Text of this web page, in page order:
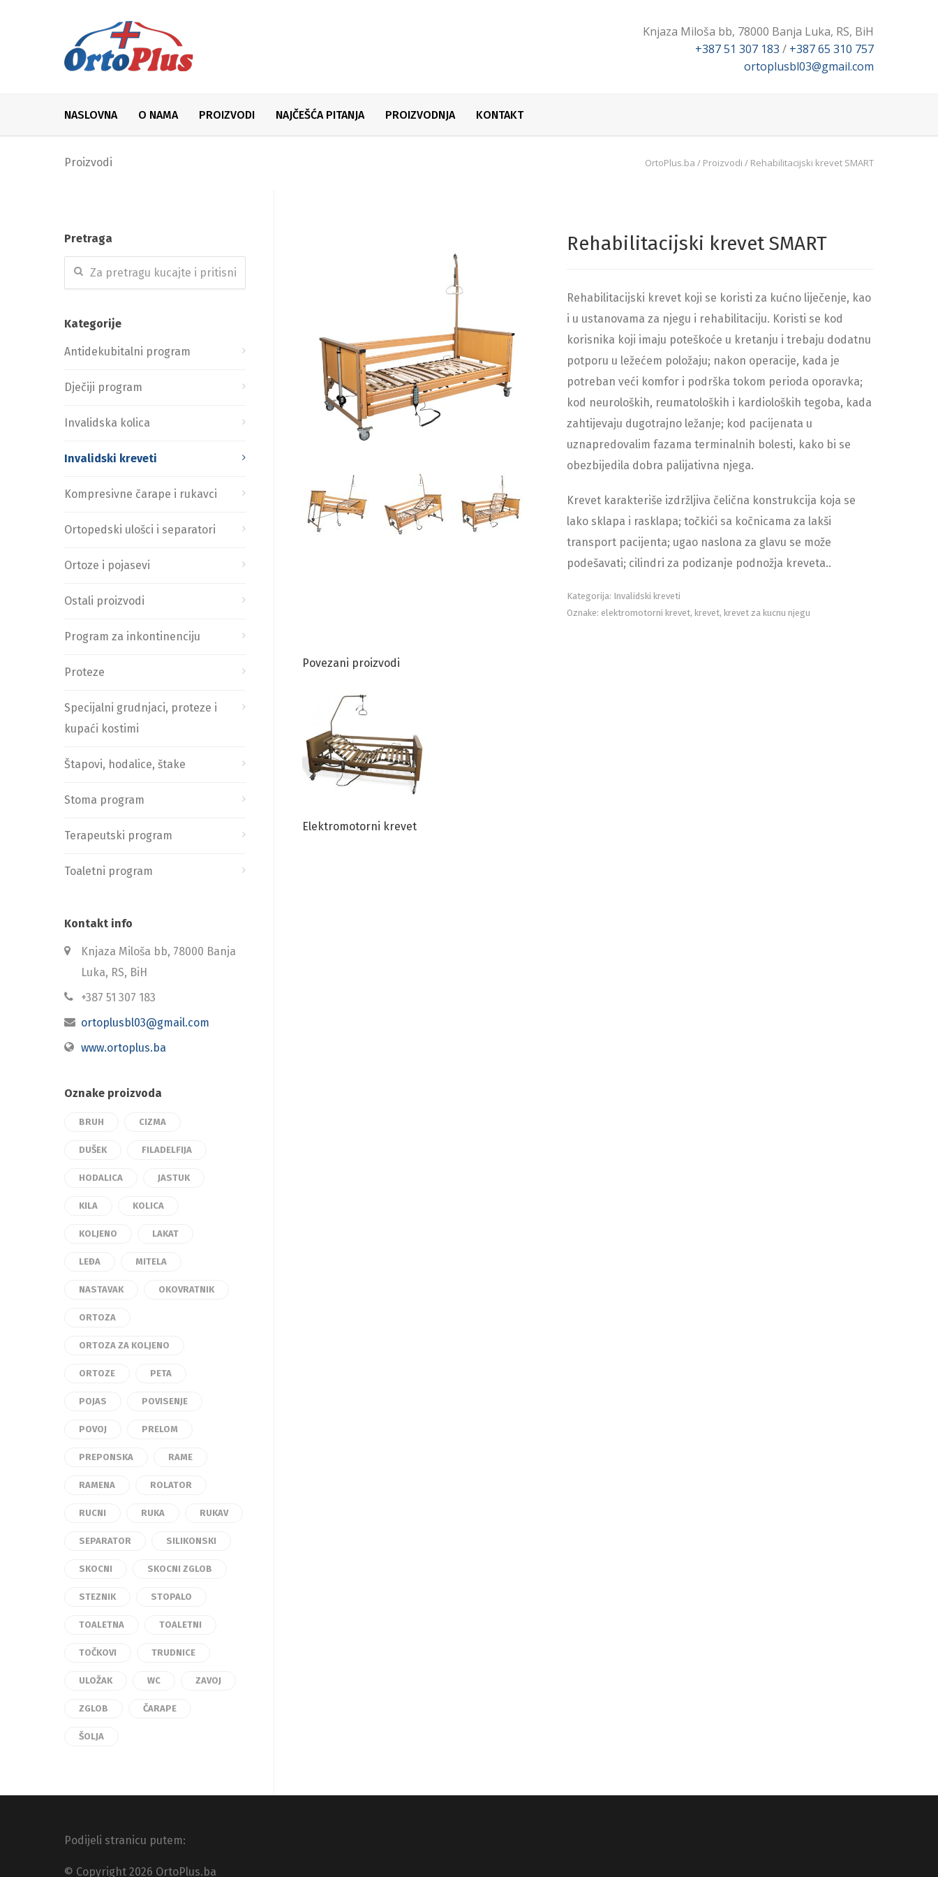
Knjaza Miloša bb, 78000 Banja Luka, RS, BiH
+387 51 307 183 / +387 65 310 757
ortoplusbl03@gmail.com
NASLOVNA O NAMA PROIZVODI NAJČEŠĆA PITANJA PROIZVODNJA KONTAKT
Proizvodi OrtoPlus.ba / Proizvodi / Rehabilitacijski krevet SMART
Rehabilitacijski krevet SMART
Rehabilitacijski krevet koji se koristi za kućno liječenje, kao
i u ustanovama za njegu i rehabilitaciju. Koristi se kod
korisnika koji imaju poteškoće u kretanju i trebaju dodatnu
potporu u ležećem položaju; nakon operacije, kada je
potreban veći komfor i podrška tokom perioda oporavka;
kod neuroloških, reumatoloških i kardioloških tegoba, kada
zahtijevaju dugotrajno ležanje; kod pacijenata u
uznapredovalim fazama terminalnih bolesti, kako bi se
obezbijedila dobra palijativna njega.
Krevet karakteriše izdržljiva čelična konstrukcija koja se
lako sklapa i rasklapa; točkići sa kočnicama za lakši
transport pacijenta; ugao naslona za glavu se može
podešavati; cilindri za podizanje podnožja kreveta..
Kategorija: Invalidski kreveti
Oznake: elektromotorni krevet, krevet, krevet za kucnu njegu
Povezani proizvodi
Elektromotorni krevet
Pretraga
Kategorije
Antidekubitalni program
Dječiji program
Invalidska kolica
Invalidski kreveti
Kompresivne čarape i rukavci
Ortopedski ulošci i separatori
Ortoze i pojasevi
Ostali proizvodi
Program za inkontinenciju
Proteze
Specijalni grudnjaci, proteze i
kupaći kostimi
Štapovi, hodalice, štake
Stoma program
Terapeutski program
Toaletni program
Kontakt info
Knjaza Miloša bb, 78000 Banja
Luka, RS, BiH
+387 51 307 183
ortoplusbl03@gmail.com
www.ortoplus.ba
Oznake proizvoda
BRUH CIZMA
DUŠEK FILADELFIJA
HODALICA JASTUK
KILA KOLICA
KOLJENO LAKAT
LEĐA MITELA
NASTAVAK OKOVRATNIK
ORTOZA
ORTOZA ZA KOLJENO
ORTOZE PETA
POJAS POVISENJE
POVOJ PRELOM
PREPONSKA RAME
RAMENA ROLATOR
RUCNI RUKA RUKAV
SEPARATOR SILIKONSKI
SKOCNI SKOCNI ZGLOB
STEZNIK STOPALO
TOALETNA TOALETNI
TOČKOVI TRUDNICE
ULOŽAK WC ZAVOJ
ZGLOB ČARAPE
ŠOLJA
Podijeli stranicu putem:
© Copyright 2026 OrtoPlus.ba